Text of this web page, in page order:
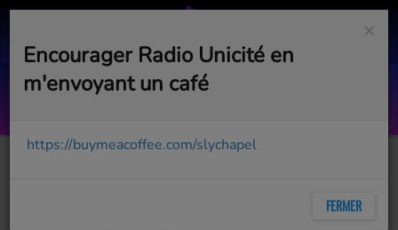
Mr. Know It All
×
Encourager Radio Unicité en
m'envoyant un café
https://buymeacoffee.com/slychapel
FERMER